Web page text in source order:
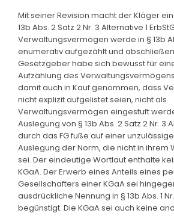
Mit seiner Revision macht der Kläger
13b Abs. 2 Satz 2 Nr. 3 Alternative 1
Verwaltungsvermögen werde in § 13b
enumerativ aufgezählt und
Gesetzgeber habe sich bewusst für
Aufzählung des
damit auch in Kauf genommen, dass
nicht explizit aufgelistet seien, nicht als
Verwaltungsvermögen eingestuft
Auslegung von § 13b Abs. 2 Satz 2 Nr. 3
durch das FG fuße auf einer
Auslegung der Norm, die nicht in ihrem
sei. Der eindeutige Wortlaut enthalte
KGaA. Der Erwerb eines Anteils eines
Gesellschafters einer KGaA sei
ausdrückliche Nennung in § 13b Abs. 1
begünstigt. Die KGaA sei auch keine